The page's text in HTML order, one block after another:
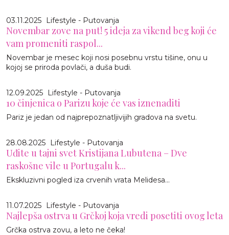
03.11.2025 Lifestyle - Putovanja
Novembar zove na put! 5 ideja za vikend beg koji će
vam promeniti raspol...
Novembar je mesec koji nosi posebnu vrstu tišine, onu u
kojoj se priroda povlači, a duša budi.
12.09.2025 Lifestyle - Putovanja
10 činjenica o Parizu koje će vas iznenaditi
Pariz je jedan od najprepoznatljivijih gradova na svetu.
28.08.2025 Lifestyle - Putovanja
Uđite u tajni svet Kristijana Lubutena – Dve
raskošne vile u Portugalu k...
Ekskluzivni pogled iza crvenih vrata Melidesa...
11.07.2025 Lifestyle - Putovanja
Najlepša ostrva u Grčkoj koja vredi posetiti ovog leta
Grčka ostrva zovu, a leto ne čeka!